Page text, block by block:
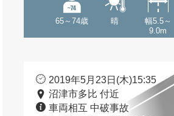
65～74歳 晴
幅5.5～
9.0m
2019年5月23日(木)15:35
沼津市多比 付近
車両相互 中破事故